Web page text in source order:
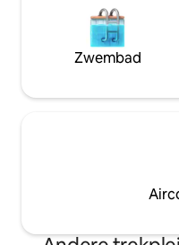
Zwembad